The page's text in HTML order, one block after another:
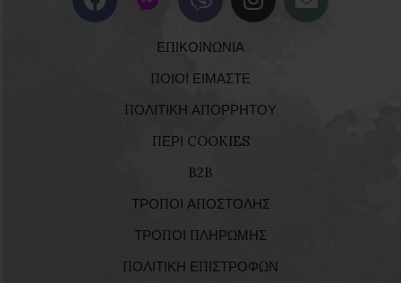
ΕΠΙΚΟΙΝΩΝΙΑ
ΠΟΙΟΙ ΕΙΜΑΣΤΕ
ΠΟΛΙΤΙΚΗ ΑΠΟΡΡΗΤΟΥ
ΠΕΡΙ COOKIES
B2B
ΤΡΟΠΟΙ ΑΠΟΣΤΟΛΗΣ
ΤΡΟΠΟΙ ΠΛΗΡΩΜΗΣ
ΠΟΛΙΤΙΚΗ ΕΠΙΣΤΡΟΦΩΝ